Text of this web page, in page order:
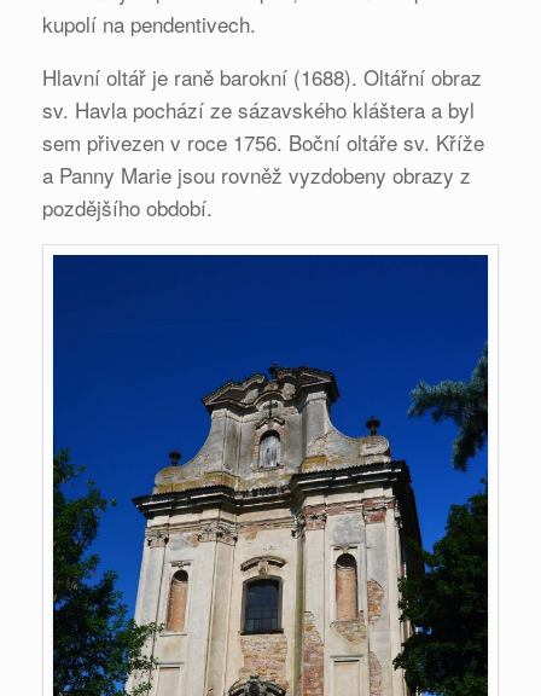
kupolí na pendentivech.
Hlavní oltář je raně barokní (1688). Oltářní obraz
sv. Havla pochází ze sázavského kláštera a byl
sem přivezen v roce 1756. Boční oltáře sv. Kříže
a Panny Marie jsou rovněž vyzdobeny obrazy z
pozdějšího období.